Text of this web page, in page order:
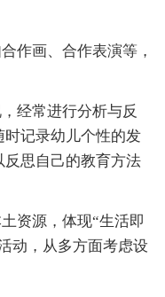
画、合作表演等，
经常进行分析与反
记录幼儿个性的发
反思自己的教育方法
资源，体现“生活即
动，从多方面考虑设